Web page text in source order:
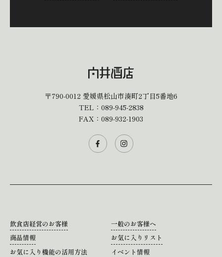
〒790-0012 愛媛県松山市湊町2丁目5番地6
TEL： 089-945-2838
FAX：089-932-1903
飲食店経営のお客様
一般のお客様へ
商品情報
お気に入りリスト
お気に入り機能の活用方法
イベント情報